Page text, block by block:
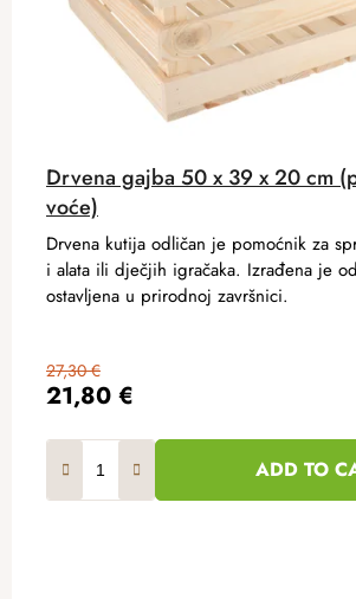
Drvena gajba 50 x 39 x 20 cm
voće)
21,80 €
27,30 €
ADD TO
Drvena kutija odličan je pomoćnik za
i alata ili dječjih igračaka. Izrađena je
ostavljena u prirodnoj završnici.